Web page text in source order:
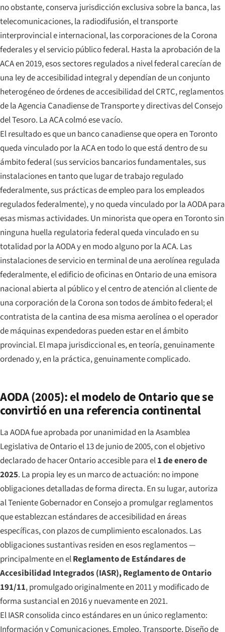
no obstante, conserva jurisdicción exclusiva sobre la banca, las
telecomunicaciones, la radiodifusión, el transporte
interprovincial e internacional, las corporaciones de la Corona
federales y el servicio público federal. Hasta la aprobación de la
ACA en 2019, esos sectores regulados a nivel federal carecían de
una ley de accesibilidad integral y dependían de un conjunto
heterogéneo de órdenes de accesibilidad del CRTC, reglamentos
de la Agencia Canadiense de Transporte y directivas del Consejo
del Tesoro. La ACA colmó ese vacío.
El resultado es que un banco canadiense que opera en Toronto
queda vinculado por la ACA en todo lo que está dentro de su
ámbito federal (sus servicios bancarios fundamentales, sus
instalaciones en tanto que lugar de trabajo regulado
federalmente, sus prácticas de empleo para los empleados
regulados federalmente), y no queda vinculado por la AODA para
esas mismas actividades. Un minorista que opera en Toronto sin
ninguna huella regulatoria federal queda vinculado en su
totalidad por la AODA y en modo alguno por la ACA. Las
instalaciones de servicio en terminal de una aerolínea regulada
federalmente, el edificio de oficinas en Ontario de una emisora
nacional abierta al público y el centro de atención al cliente de
una corporación de la Corona son todos de ámbito federal; el
contratista de la cantina de esa misma aerolínea o el operador
de máquinas expendedoras pueden estar en el ámbito
provincial. El mapa jurisdiccional es, en teoría, genuinamente
ordenado y, en la práctica, genuinamente complicado.
AODA (2005): el modelo de Ontario que se
convirtió en una referencia continental
La AODA fue aprobada por unanimidad en la Asamblea
Legislativa de Ontario el 13 de junio de 2005, con el objetivo
declarado de hacer Ontario accesible para el1 de enero de
2025. La propia ley es un marco de actuación: no impone
obligaciones detalladas de forma directa. En su lugar, autoriza
al Teniente Gobernador en Consejo a promulgar reglamentos
que establezcan estándares de accesibilidad en áreas
específicas, con plazos de cumplimiento escalonados. Las
obligaciones sustantivas residen en esos reglamentos —
principalmente en elReglamento de Estándares de
Accesibilidad Integrados (IASR), Reglamento de Ontario
191/11, promulgado originalmente en 2011 y modificado de
forma sustancial en 2016 y nuevamente en 2021.
El IASR consolida cinco estándares en un único reglamento:
Información y Comunicaciones, Empleo, Transporte, Diseño de